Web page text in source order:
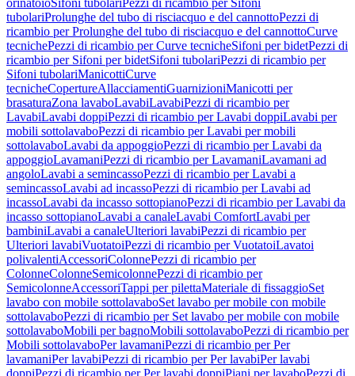
orinatoioSifoni tubolariPezzi di ricambio per Sifoni
tubolariProlunghe del tubo di risciacquo e del cannottoPezzi di
ricambio per Prolunghe del tubo di risciacquo e del cannottoCurve
tecnichePezzi di ricambio per Curve tecnicheSifoni per bidetPezzi di
ricambio per Sifoni per bidetSifoni tubolariPezzi di ricambio per
Sifoni tubolariManicottiCurve
tecnicheCopertureAllacciamentiGuarnizioniManicotti per
brasaturaZona lavaboLavabiLavabiPezzi di ricambio per
LavabiLavabi doppiPezzi di ricambio per Lavabi doppiLavabi per
mobili sottolavaboPezzi di ricambio per Lavabi per mobili
sottolavaboLavabi da appoggioPezzi di ricambio per Lavabi da
appoggioLavamaniPezzi di ricambio per LavamaniLavamani ad
angoloLavabi a semincassoPezzi di ricambio per Lavabi a
semincassoLavabi ad incassoPezzi di ricambio per Lavabi ad
incassoLavabi da incasso sottopianoPezzi di ricambio per Lavabi da
incasso sottopianoLavabi a canaleLavabi ComfortLavabi per
bambiniLavabi a canaleUlteriori lavabiPezzi di ricambio per
Ulteriori lavabiVuotatoiPezzi di ricambio per VuotatoiLavatoi
polivalentiAccessoriColonnePezzi di ricambio per
ColonneColonneSemicolonnePezzi di ricambio per
SemicolonneAccessoriTappi per pilettaMateriale di fissaggioSet
lavabo con mobile sottolavaboSet lavabo per mobile con mobile
sottolavaboPezzi di ricambio per Set lavabo per mobile con mobile
sottolavaboMobili per bagnoMobili sottolavaboPezzi di ricambio per
Mobili sottolavaboPer lavamaniPezzi di ricambio per Per
lavamaniPer lavabiPezzi di ricambio per Per lavabiPer lavabi
doppiPezzi di ricambio per Per lavabi doppiPiani per lavaboPezzi di